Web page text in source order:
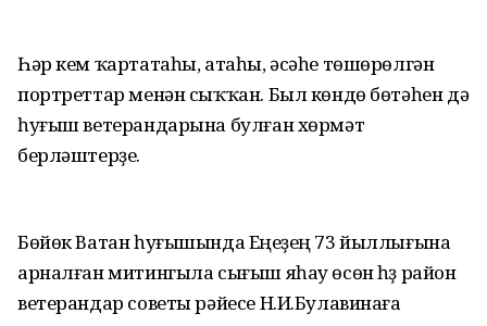
Һәр кем ҡартатаһы, атаһы, әсәһе төшөрөлгән
портреттар менән сыҡҡан. Был көндө бөтәһен дә
һуғыш ветерандарына булған хөрмәт
берләштерҙе.
Бөйөк Ватан һуғышында Еңеүҙең 73 йыллығына
арналған митингыла сығыш яһау өсөн һүҙ район
ветерандар советы рәйесе Н.И.Булавинаға